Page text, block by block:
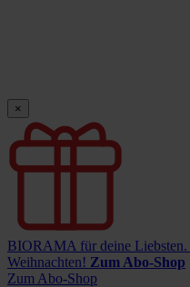
×
BIORAMA für deine Liebsten.
Weihnachten! Zum Abo-Shop
Zum Abo-Shop